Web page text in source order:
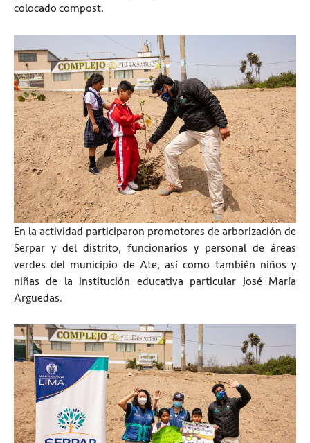
colocado compost.
En la actividad participaron promotores de arborización de
Serpar y del distrito, funcionarios y personal de áreas
verdes del municipio de Ate, así como también niños y
niñas de la institución educativa particular José María
Arguedas.